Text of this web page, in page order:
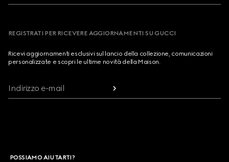
REGISTRATI PER RICEVERE AGGIORNAMENTI SU GUCCI
Ricevi aggiornamenti esclusivi sul lancio della collezione, comunicazioni
personalizzate e scopri le ultime novità della Maison.
Indirizzo e-mail
POSSIAMO AIUTARTI?